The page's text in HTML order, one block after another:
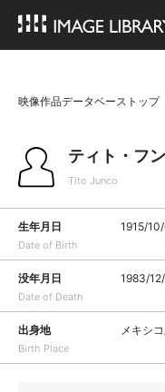
映像作品データベーストップ
ティト・フ
Tito Junco
生年月日
Date of Birth
1915/
没年月日
Date of Death
1983/
出身地
Birth Place
メキシ